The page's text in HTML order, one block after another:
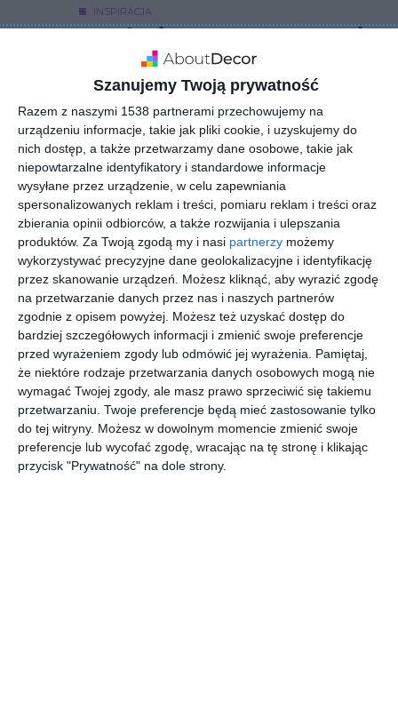
Szanujemy Twoją prywatność
Razem z naszymi 1538 partnerami przechowujemy na
urządzeniu informacje, takie jak pliki cookie, i uzyskujemy do
nich dostęp, a także przetwarzamy dane osobowe, takie jak
niepowtarzalne identyfikatory i standardowe informacje
wysyłane przez urządzenie, w celu zapewniania
spersonalizowanych reklam i treści, pomiaru reklam i treści oraz
zbierania opinii odbiorców, a także rozwijania i ulepszania
produktów. Za Twoją zgodą my i nasi partnerzy możemy
wykorzystywać precyzyjne dane geolokalizacyjne i identyfikację
przez skanowanie urządzeń. Możesz kliknąć, aby wyrazić zgodę
na przetwarzanie danych przez nas i naszych partnerów
zgodnie z opisem powyżej. Możesz też uzyskać dostęp do
bardziej szczegółowych informacji i zmienić swoje preferencje
przed wyrażeniem zgody lub odmówić jej wyrażenia.
Pamiętaj,
że niektóre rodzaje przetwarzania danych osobowych mogą nie
wymagać Twojej zgody, ale masz prawo sprzeciwić się takiemu
przetwarzaniu. Twoje preferencje będą mieć zastosowanie tylko
do tej witryny. Możesz w dowolnym momencie zmienić swoje
preferencje lub wycofać zgodę, wracając na tę stronę i klikając
przycisk "Prywatność" na dole strony.
INSPIRACJA
Kuchnia - nowoczesna i z
wyrafinowaniem
Projekt wnętrza parteru w Koszalinie. Wnętrze niezwykle
nowoczesne i z wyrafinowaniem. Dekoracyjne tapety oraz
nowoczesne oświetlenie nadają elegancji. Całość zamknięta
w palecie barw beżu i szarości. Projekt zakładał wydzielenie
strefy kuchennej oraz wypoczynkowej z jadalnianą
pomiędzy. Oddziela je nie tylko sufit podwieszany, ale i lustra
na wymiar.
AUTOR:ArchDesign
DODAJ DO ULUBIONYCH
UDOSTĘPNIJ
Pozostałe zdjęcia w projekcie:
Dom jednorodzinny w
zabudowie bliźniaczej Koszalin